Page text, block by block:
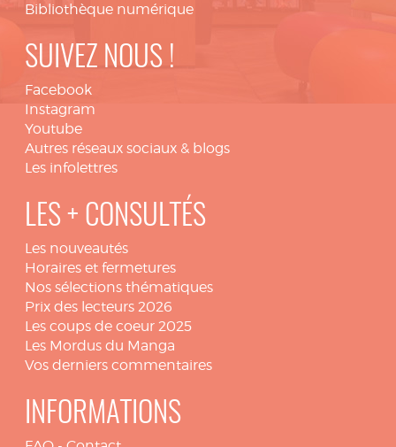
Bibliothèque numérique
SUIVEZ NOUS !
Facebook
Instagram
Youtube
Autres réseaux sociaux & blogs
Les infolettres
LES + CONSULTÉS
Les nouveautés
Horaires et fermetures
Nos sélections thématiques
Prix des lecteurs 2026
Les coups de coeur 2025
Les Mordus du Manga
Vos derniers commentaires
INFORMATIONS